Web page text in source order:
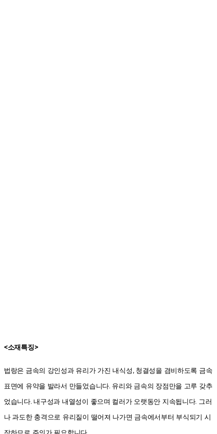
<소재특징>
법랑은 금속의 강인성과 유리가 가진 내식성, 청결성을 겸비하도록 금속
표면에 유약을 발라서 만들었습니다. 유리와 금속의 장점만을 고루 갖추
었습니다. 내구성과 내열성이 좋으며 컬러가 오랫동안 지속됩니다. 그러
나 과도한 충격으로 유리질이 떨어져 나가면 금속에서부터 부식되기 시